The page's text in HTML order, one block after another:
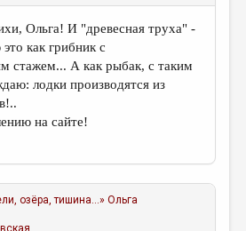
Ольга! И "древесная труха" -
как грибник с
стажем... А как рыбак, с таким
лодки производятся из
на сайте!
озёра, тишина...» Ольга